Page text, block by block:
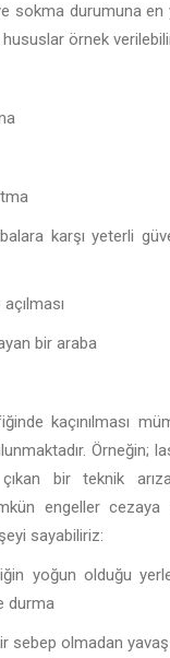
sokma durumuna en
örnek
karşı yeterli
bir araba
kaçınılması
Örneğin;
bir teknik
engeller
sayabiliriz:
yoğun olduğu
durma
sebep olmadan